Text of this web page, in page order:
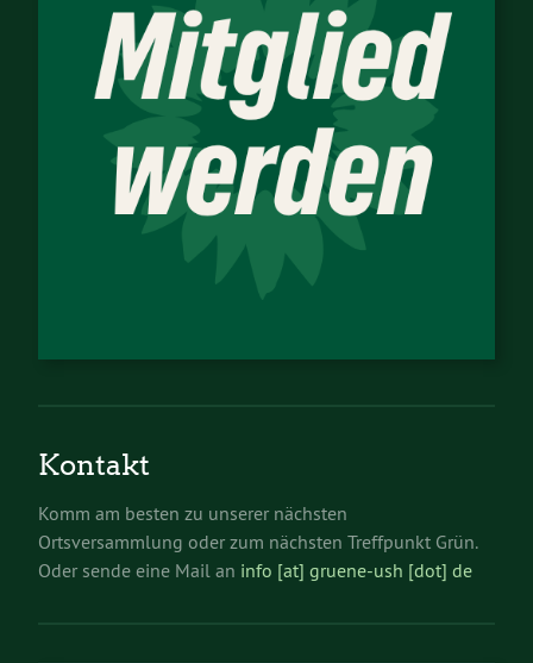
Kontakt
Komm am besten zu unserer nächsten
Ortsversammlung oder zum nächsten Treffpunkt Grün.
Oder sende eine Mail an info [at] gruene-ush [dot] de